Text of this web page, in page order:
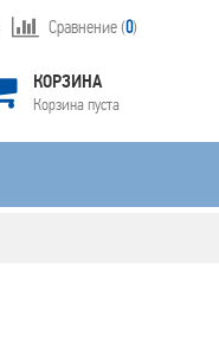
Сравнение (0)
КОРЗИНА
Корзина пуста